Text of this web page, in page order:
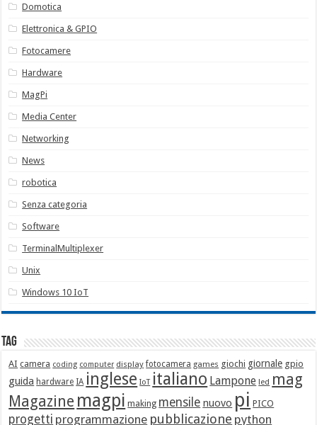
Domotica
Elettronica & GPIO
Fotocamere
Hardware
MagPi
Media Center
Networking
News
robotica
Senza categoria
Software
TerminalMultiplexer
Unix
Windows 10 IoT
Tag
AI camera coding computer display fotocamera games giochi giornale gpio
guida hardware IA inglese IoT italiano Lampone led mag
Magazine magpi making mensile nuovo pi PICO
progetti programmazione pubblicazione python